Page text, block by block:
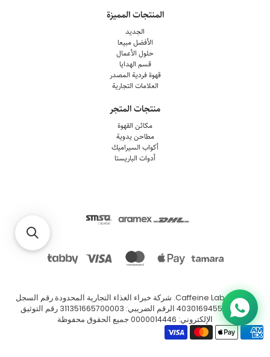
المنتجات المميزة
الجديد
الأفضل مبيعا
حلول الأعمال
قسم الهدايا
قهوة فردية المصدر
العلامات التجارية
منتجات المتجر
مكائن القهوة
مطاحن يدوية
أكواب السيراميك
أدوات الباريستا
© 2026
Caffeine Lab
. شركة خبراء الغذاء التجارية المحدودة رقم السجل
التجاري: 4030169455 الرقم الضريبي: 311351665700003 رقم التوثيق
الإلكتروني: 0000014446 جميع الحقوق محفوظة